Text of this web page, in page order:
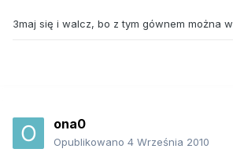
3maj się i walcz, bo z tym gównem można
ona0
Opublikowano 4 Września 2010